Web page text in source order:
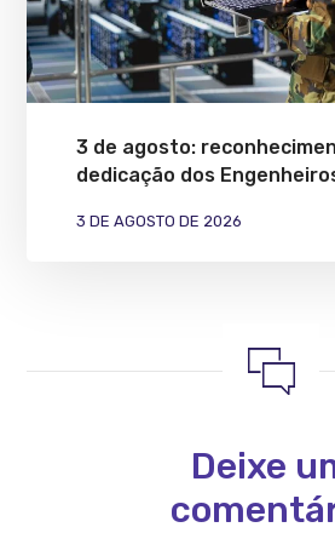
3 de agosto:
dedicação dos
3 DE AGOSTO DE 2026
Deixe